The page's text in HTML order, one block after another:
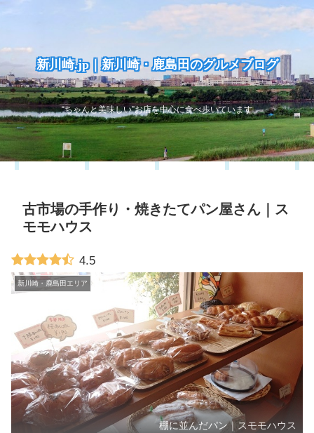
新川崎.jp｜新川崎・鹿島田のグルメブログ
“ちゃんと美味しい”お店を中心に食べ歩いています
古市場の手作り・焼きたてパン屋さん｜ス
モモハウス
4.5
新川崎・鹿島田エリア
棚に並んだパン｜スモモハウス